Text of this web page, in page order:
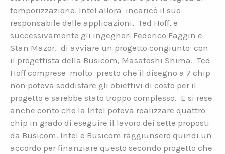
temporizzazione. Intel allora incaricò il suo
responsabile delle applicazioni, Ted Hoff, e
successivamente gli ingegneri Federico Faggin e
Stan Mazor, di avviare un progetto congiunto con
il progettista della Busicom, Masatoshi Shima. Ted
Hoff comprese molto presto che il disegno a 7 chip
non poteva soddisfare gli obiettivi di costo per il
progetto e sarebbe stato troppo complesso. E si rese
anche conto che la Intel poteva realizzare quattro
chip in grado di eseguire il lavoro dei sette proposti
da Busicom. Intel e Busicom raggiunsero quindi un
accordo per finanziare questo secondo progetto che